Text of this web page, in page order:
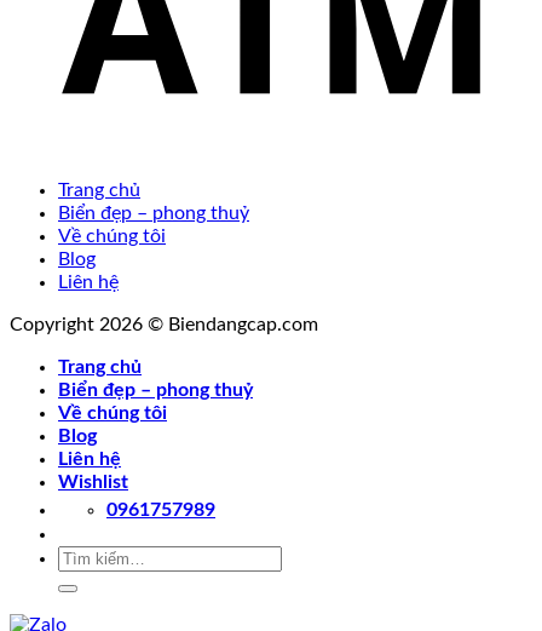
Trang chủ
Biển đẹp – phong thuỷ
Về chúng tôi
Blog
Liên hệ
Copyright 2026 © Biendangcap.com
Trang chủ
Biển đẹp – phong thuỷ
Về chúng tôi
Blog
Liên hệ
Wishlist
0961757989
Tìm